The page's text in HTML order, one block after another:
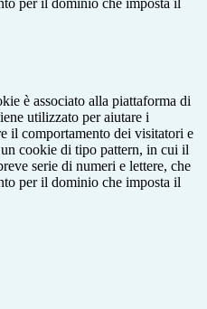
per il dominio che imposta il
è associato alla piattaforma di
utilizzato per aiutare i
il comportamento dei visitatori e
cookie di tipo pattern, in cui il
serie di numeri e lettere, che
per il dominio che imposta il